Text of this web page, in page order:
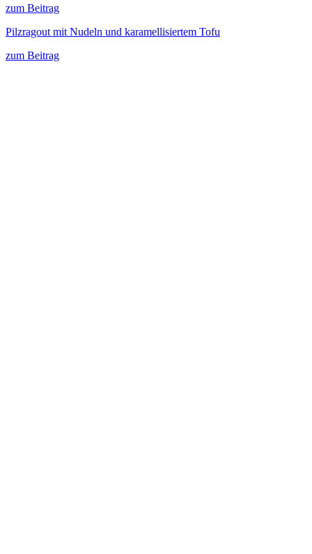
zum Beitrag
Pilzragout mit Nudeln und karamellisiertem Tofu
zum Beitrag